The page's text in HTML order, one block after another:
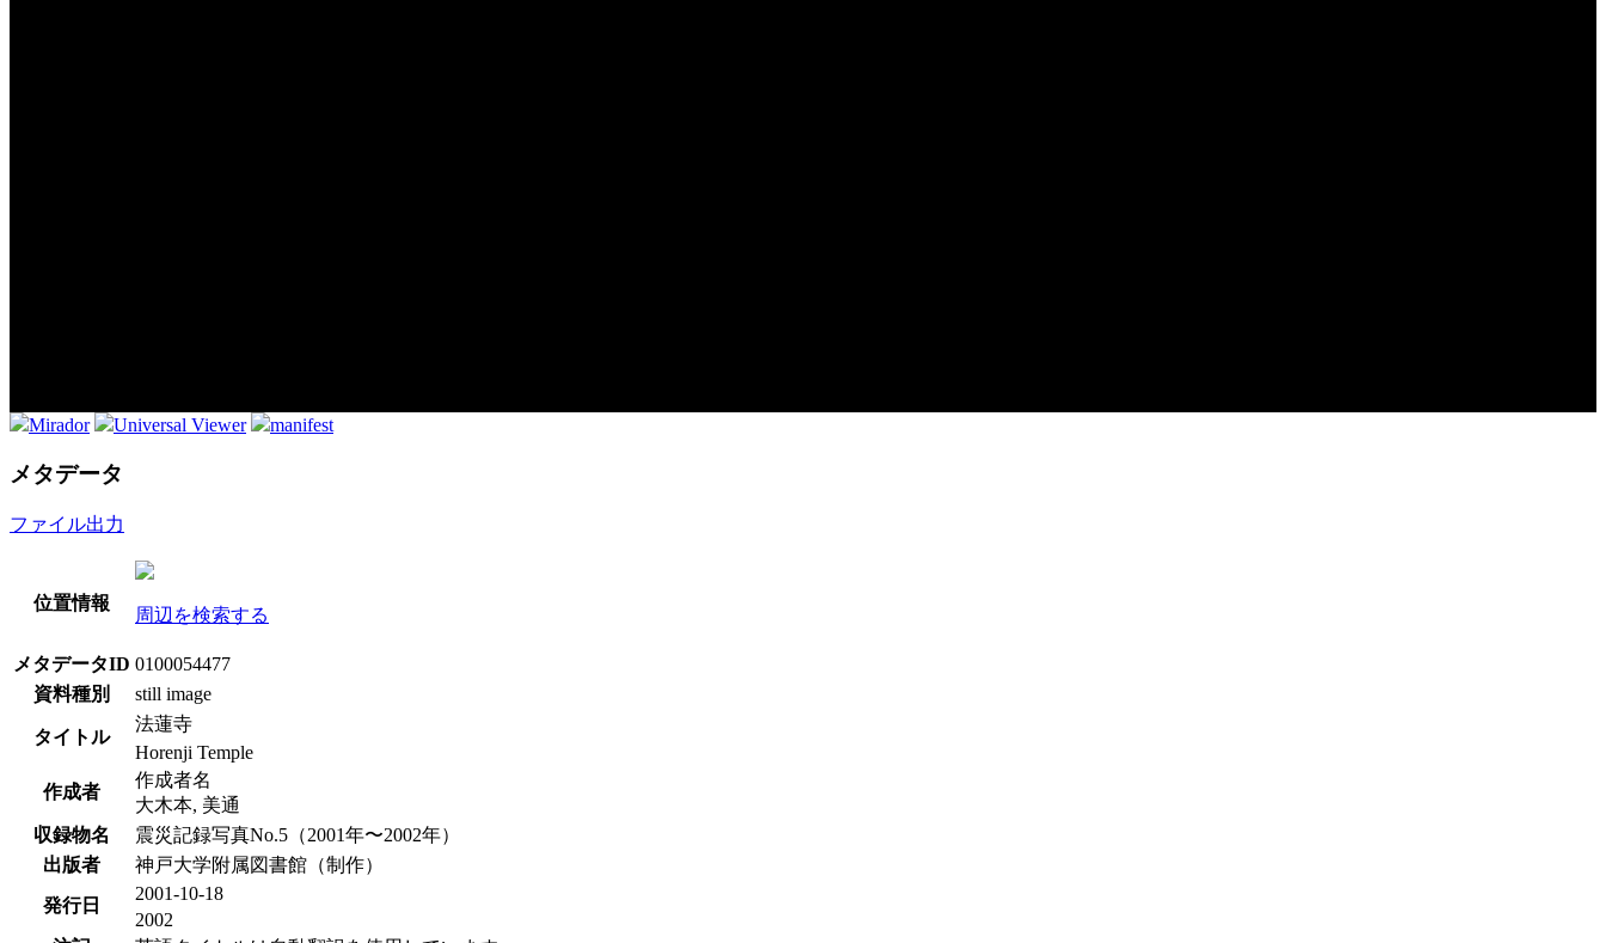
Mirador Universal Viewer manifest
メタデータ
ファイル出力
位置情報
周辺を検索する
メタデータID 0100054477
資料種別
still image
タイトル
法蓮寺
Horenji Temple
作成者
作成者名
大木本, 美通
収録物名
震災記録写真No.5（2001年〜2002年）
出版者
神戸大学附属図書館（制作）
発行日
2001-10-18
2002